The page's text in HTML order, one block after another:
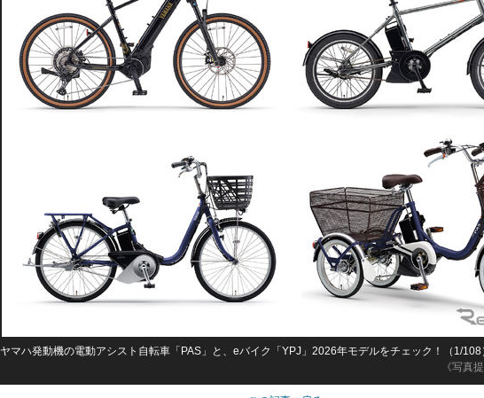
《写真
ヤマハ発動機の電動アシスト自転車「PAS」と、eバイク「YPJ」2026年モデルをチェック！（1/108